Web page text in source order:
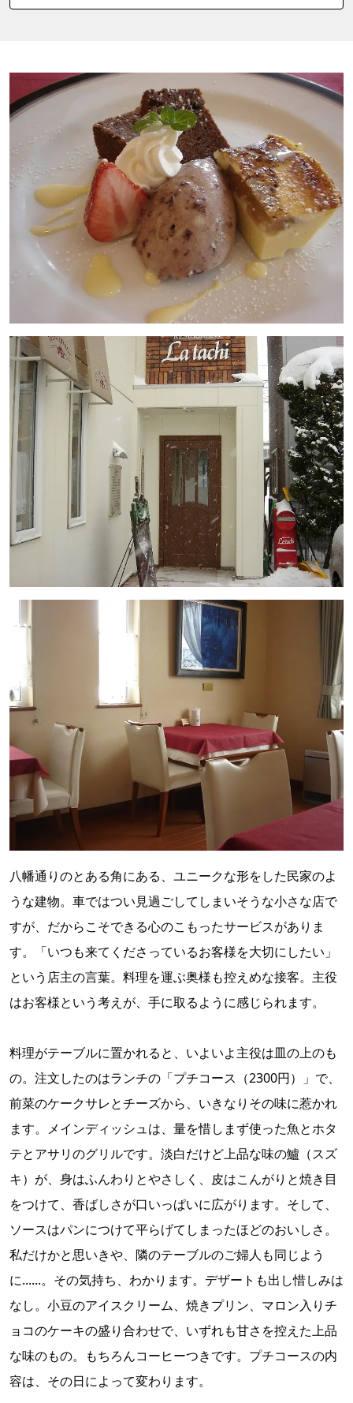
八幡通りのとある角にある、ユニークな形をした民家のよ
うな建物。車ではつい見過ごしてしまいそうな小さな店で
すが、だからこそできる心のこもったサービスがありま
す。「いつも来てくださっているお客様を大切にしたい」
という店主の言葉。料理を運ぶ奥様も控えめな接客。主役
はお客様という考えが、手に取るように感じられます。
料理がテーブルに置かれると、いよいよ主役は皿の上のも
の。注文したのはランチの「プチコース（2300円）」で、
前菜のケークサレとチーズから、いきなりその味に惹かれ
ます。メインディッシュは、量を惜しまず使った魚とホタ
テとアサリのグリルです。淡白だけど上品な味の鱸（スズ
キ）が、身はふんわりとやさしく、皮はこんがりと焼き目
をつけて、香ばしさが口いっぱいに広がります。そして、
ソースはパンにつけて平らげてしまったほどのおいしさ。
私だけかと思いきや、隣のテーブルのご婦人も同じよう
に......。その気持ち、わかります。デザートも出し惜しみは
なし。小豆のアイスクリーム、焼きプリン、マロン入りチ
ョコのケーキの盛り合わせで、いずれも甘さを控えた上品
な味のもの。もちろんコーヒーつきです。プチコースの内
容は、その日によって変わります。